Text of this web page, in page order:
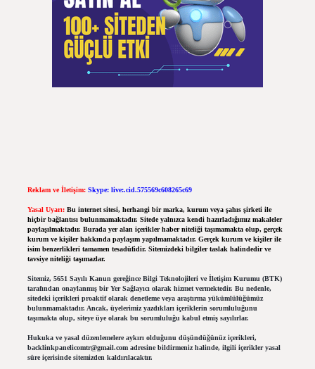
Reklam ve İletişim: Skype: live:.cid.575569c608265c69
Yasal Uyarı: Bu internet sitesi, herhangi bir marka, kurum veya şahıs şirketi ile
hiçbir bağlantısı bulunmamaktadır. Sitede yalnızca kendi hazırladığımız makaleler
paylaşılmaktadır. Burada yer alan içerikler haber niteliği taşımamakta olup, gerçek
kurum ve kişiler hakkında paylaşım yapılmamaktadır. Gerçek kurum ve kişiler ile
isim benzerlikleri tamamen tesadüfidir. Sitemizdeki bilgiler taslak halindedir ve
tavsiye niteliği taşımazlar.
Sitemiz, 5651 Sayılı Kanun gereğince Bilgi Teknolojileri ve İletişim Kurumu (BTK)
tarafından onaylanmış bir Yer Sağlayıcı olarak hizmet vermektedir. Bu nedenle,
sitedeki içerikleri proaktif olarak denetleme veya araştırma yükümlülüğümüz
bulunmamaktadır. Ancak, üyelerimiz yazdıkları içeriklerin sorumluluğunu
taşımakta olup, siteye üye olarak bu sorumluluğu kabul etmiş sayılırlar.
Hukuka ve yasal düzenlemelere aykırı olduğunu düşündüğünüz içerikleri,
backlinkpanelicomtr@gmail.comadresine bildirmeniz halinde, ilgili içerikler yasal
süre içerisinde sitemizden kaldırılacaktır.